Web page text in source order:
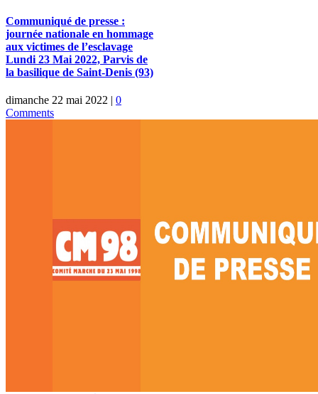
Communiqué de presse :
journée nationale en hommage
aux victimes de l’esclavage
Lundi 23 Mai 2022, Parvis de
la basilique de Saint-Denis (93)
dimanche 22 mai 2022 | 0
Comments